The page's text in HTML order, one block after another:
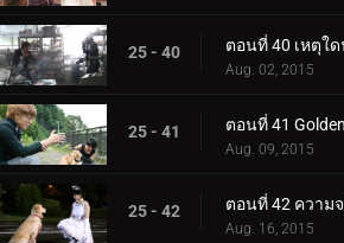
25 - 40
Aug. 02, 2015
25 - 41
Aug. 09, 2015
25 - 42
Aug. 16, 2015